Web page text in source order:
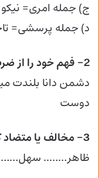
ج) جمله امری= نیکو
د) جمله پرسشی=
2- فهم خود را از ضرب المثل زیر در یک سطر بنویسید.
دشمن دانا بلندت
دوست
3- مخالف یا متضاد کلمات زیر را بنویسید.
ظاهر……..